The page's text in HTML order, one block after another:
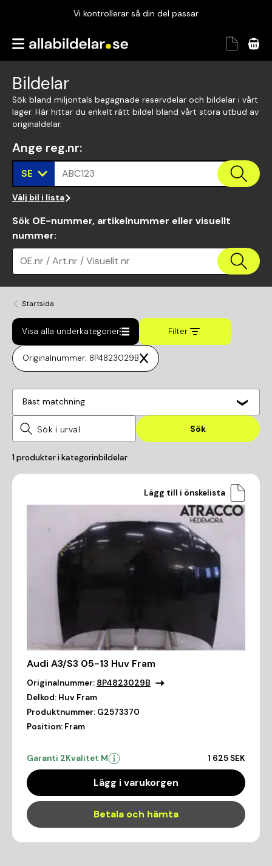
Vi kontrollerar så din del passar
Garanterad passform
Bildelar
Sök bland miljontals begagnade reservdelar och bildelar i vårt
lager. Här hittar du enkelt rätt bildel bland vårt stora utbud av
originaldelar.
Ange reg.nr:
SE ABC123
Välj bil i lista
Sök OE-nummer, artikelnummer eller visuellt
nummer:
OE.nr / Art.nr / Visuellt nr
Startsida
Visa alla underkategorier Filter
Originalnummer: 8P4823029B
Bäst matchning
Sök
1produkter i kategorinbildelar
Lägg till i önskelista
Audi A3/S3 05-13 Huv Fram
Originalnummer: 8P4823029B
Delkod: Huv Fram
Produktnummer: G2573370
Position: Fram
Garanti 2Kvalitet M 1 625 SEK
Lägg i varukorgen
Betala och hämta